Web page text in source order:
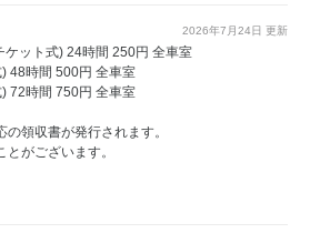
2026年7月24日 更新
ット式) 24時間 250円 全車室
48時間 500円 全車室
72時間 750円 全車室
領収書が発行されます。
がございます。